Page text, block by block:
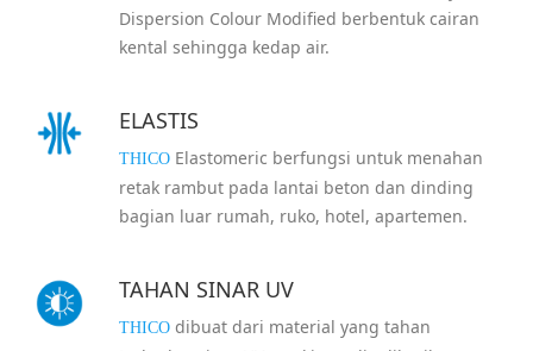
Dispersion Colour Modified berbentuk cairan
kental sehingga kedap air.
ELASTIS
THICOElastomeric berfungsi untuk menahan
retak rambut pada lantai beton dan dinding
bagian luar rumah, ruko, hotel, apartemen.
TAHAN SINAR UV
THICOdibuat dari material yang tahan